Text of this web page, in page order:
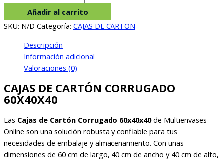
DE
CARTÓN
CORRUGADO
cantidad
Añadir al carrito
SKU: N/D Categoría: CAJAS DE CARTON
Descripción
Información adicional
Valoraciones (0)
CAJAS DE CARTÓN CORRUGADO
60X40X40
Las Cajas de Cartón Corrugado 60x40x40de Multienvases
Online son una solución robusta y confiable para tus
necesidades de embalaje y almacenamiento. Con unas
dimensiones de 60 cm de largo, 40 cm de ancho y 40 cm de alto,